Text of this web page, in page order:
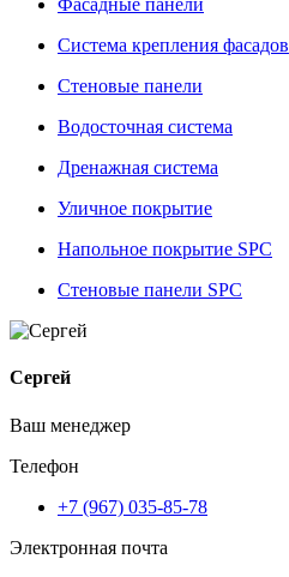
Фасадные панели
Система крепления фасадов
Стеновые панели
Водосточная система
Дренажная система
Уличное покрытие
Напольное покрытие SPC
Стеновые панели SPC
Сергей
Ваш менеджер
Телефон
+7 (967) 035-85-78
Электронная почта